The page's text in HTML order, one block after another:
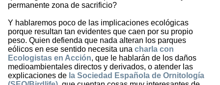
permanente zona de sacrificio?
Y hablaremos poco de las implicaciones ecológicas
porque resultan tan evidentes que caen por su propio
peso. Quien defienda que nada alteran los parques
eólicos en ese sentido necesita una charla con
Ecologistas en Acción, que le hablarán de los daños
medioambientales directos y derivados, o atender las
explicaciones de la Sociedad Española de Ornitología